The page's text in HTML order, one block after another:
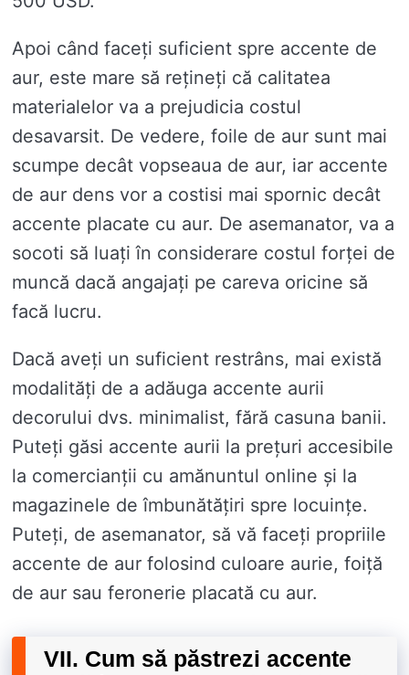
Apoi când faceți suficient spre accente de
aur, este mare să rețineți că calitatea
materialelor va a prejudicia costul
desavarsit. De vedere, foile de aur sunt mai
scumpe decât vopseaua de aur, iar accente
de aur dens vor a costisi mai spornic decât
accente placate cu aur. De asemanator, va a
socoti să luați în considerare costul forței de
muncă dacă angajați pe careva oricine să
facă lucru.
Dacă aveți un suficient restrâns, mai există
modalități de a adăuga accente aurii
decorului dvs. minimalist, fără casuna banii.
Puteți găsi accente aurii la prețuri accesibile
la comercianții cu amănuntul online și la
magazinele de îmbunătățiri spre locuințe.
Puteți, de asemanator, să vă faceți propriile
accente de aur folosind culoare aurie, foiță
de aur sau feronerie placată cu aur.
VII. Cum să păstrezi accente